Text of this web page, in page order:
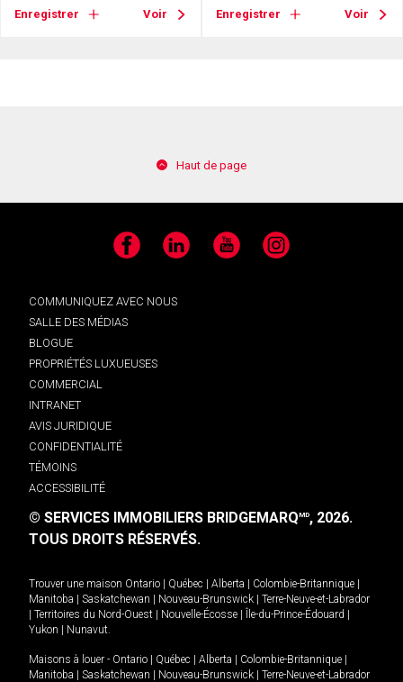
Enregistrer Voir Enregistrer Voir
Haut de page
Facebook LinkedIn YouTube Instagram
COMMUNIQUEZ AVEC NOUS
SALLE DES MÉDIAS
BLOGUE
PROPRIÉTÉS LUXUEUSES
COMMERCIAL
INTRANET
AVIS JURIDIQUE
CONFIDENTIALITÉ
TÉMOINS
ACCESSIBILITÉ
© SERVICES IMMOBILIERS BRIDGEMARQMD, 2026.
TOUS DROITS RÉSERVÉS.
Trouver une maison Ontario | Québec | Alberta | Colombie-Britannique |
Manitoba | Saskatchewan | Nouveau-Brunswick | Terre-Neuve-et-Labrador
| Territoires du Nord-Ouest | Nouvelle-Écosse | Île-du-Prince-Édouard |
Yukon | Nunavut
Maisons à louer - Ontario | Québec | Alberta | Colombie-Britannique |
Manitoba | Saskatchewan | Nouveau-Brunswick | Terre-Neuve-et-Labrador